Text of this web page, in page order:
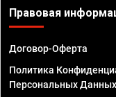
Правовая
Договор-Оферта
Политика
Персональных